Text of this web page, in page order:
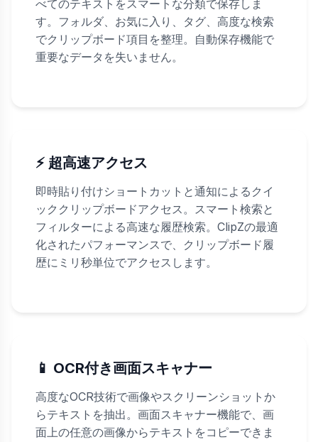
べてのテキストをスマートな分類で保存しま
す。フォルダ、お気に入り、タグ、高度な検索
でクリップボード項目を整理。自動保存機能で
重要なデータを失いません。
⚡ 超高速アクセス
即時貼り付けショートカットと通知によるクイ
ッククリップボードアクセス。スマート検索と
フィルターによる高速な履歴検索。ClipZの最適
化されたパフォーマンスで、クリップボード履
歴にミリ秒単位でアクセスします。
📱 OCR付き画面スキャナー
高度なOCR技術で画像やスクリーンショットか
らテキストを抽出。画面スキャナー機能で、画
面上の任意の画像からテキストをコピーできま